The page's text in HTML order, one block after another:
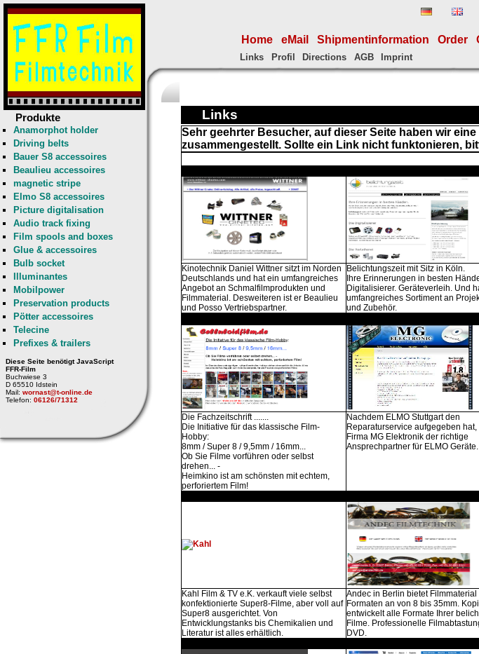
Home eMail Shipmentinformation Order
Links Profil Directions AGB Imprint
Produkte
Anamorphot holder
Driving belts
Bauer S8 accessoires
Beaulieu accessoires
magnetic stripe
Elmo S8 accessoires
Picture digitalisation
Audio track fixing
Film spools and boxes
Glue & accessoires
Bulb socket
Illuminantes
Mobilpower
Preservation products
Pötter accessoires
Telecine
Prefixes & trailers
Diese Seite benötigt JavaScript
FFR-Film
Buchwiese 3
D 65510 Idstein
Mail: wornast@t-online.de
Telefon: 06126/71312
Links
Sehr geehrter Besucher, auf dieser Seite haben wir
zusammengestellt. Sollte ein Link nicht funktonieren,
Kinotechnik Daniel Wittner sitzt im Norden
Deutschlands und hat ein umfangreiches
Angebot an Schmalfilmprodukten und
Filmmaterial. Desweiteren ist er Beaulieu
und Posso Vertriebspartner.
Belichtungszeit mit Sitz in Köln.
Ihre Erinnerungen in besten
Digitalisierer. Geräteverleih. Und
umfangreiches Sortiment an
und Zubehör.
Die Fachzeitschrift .......
Die Initiative für das klassische Film-
Hobby:
8mm / Super 8 / 9,5mm / 16mm...
Ob Sie Filme vorführen oder selbst
drehen... -
Heimkino ist am schönsten mit echtem,
perforiertem Film!
Nachdem ELMO Stuttgart den
Reparaturservice aufgegeben hat,
Firma MG Elektronik der richtige
Ansprechpartner für ELMO Geräte.
Kahl Film & TV e.K. verkauft viele selbst
konfektionierte Super8-Filme, aber voll auf
Super8 ausgerichtet. Von
Entwicklungstanks bis Chemikalien und
Literatur ist alles erhältlich.
Andec in Berlin bietet Filmmaterial
Formaten an von 8 bis 35mm.
entwickelt alle Formate Ihrer
Filme. Professionelle
DVD.